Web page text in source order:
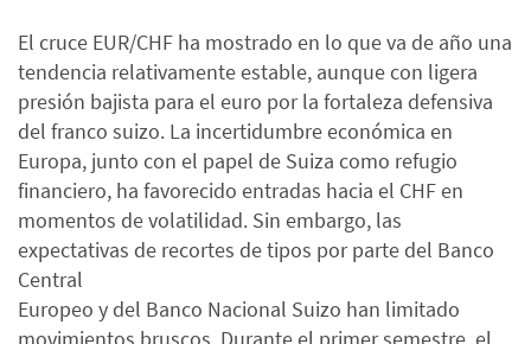
El cruce EUR/CHF ha mostrado en lo que va de año una
tendencia relativamente estable, aunque con ligera
presión bajista para el euro por la fortaleza defensiva
del franco suizo. La incertidumbre económica en
Europa, junto con el papel de Suiza como refugio
financiero, ha favorecido entradas hacia el CHF en
momentos de volatilidad. Sin embargo, las
expectativas de recortes de tipos por parte del Banco
Central
Europeo y del Banco Nacional Suizo han limitado